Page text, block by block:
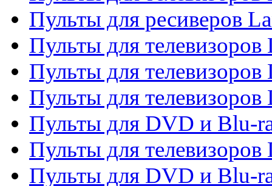
Пульты для ресиверов
Пульты для телевизоров
Пульты для телевизоров
Пульты для телевизоров
Пульты для DVD и Blu-
Пульты для телевизоров
Пульты для DVD и Blu-